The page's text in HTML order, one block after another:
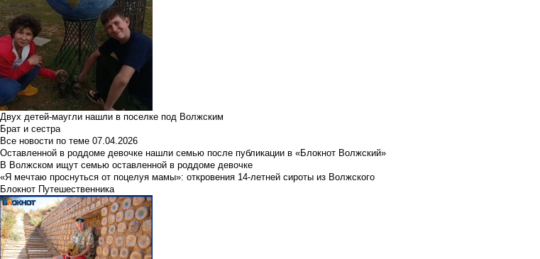
Двух детей-маугли нашли в поселке под Волжским
Брат и сестра
Все новости по теме 07.04.2026
Оставленной в роддоме девочке нашли семью после публикации в «Блокнот Волжский»
В Волжском ищут семью оставленной в роддоме девочке
«Я мечтаю проснуться от поцелуя мамы»: откровения 14-летней сироты из Волжского
Блокнот Путешественника